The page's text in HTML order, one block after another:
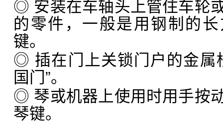
◎ 安装在车轴头上管住车轮
的零件，一般是用钢制的
键。
◎ 插在门上关锁门户的金属
国门”。
◎ 琴或机器上使用时用手按
琴键。